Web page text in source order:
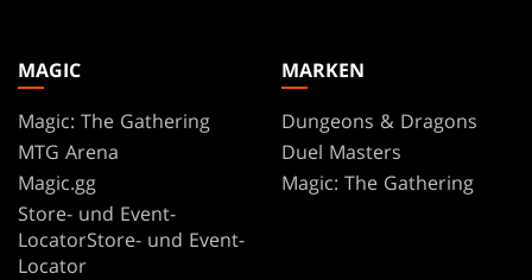
MAGIC
Magic: The Gathering
MTG Arena
Magic.gg
Store- und Event-
LocatorStore- und Event-
Locator
MARKEN
Dungeons & Dragons
Duel Masters
Magic: The Gathering